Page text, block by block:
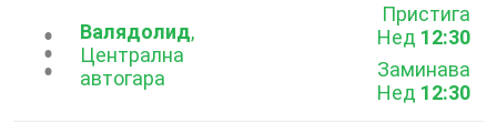
...Валядолид,
Централна
автогара
Пристига
Нед 12:30
Заминава
Нед 12:30